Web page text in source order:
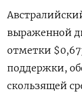
выраженной
отметки
поддержки,
скользящей